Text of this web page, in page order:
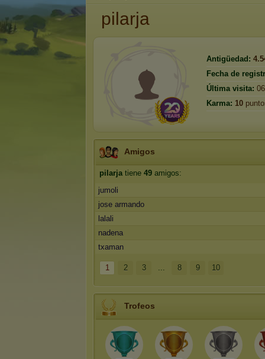
pilarja
Antigüedad:
Fecha de
Última visita:
Karma: 10
Amigos
pilarjatiene 49 amigos:
jumoli
jose armando
lalali
nadena
txaman
1 2 3 ... 8 9 10
Trofeos